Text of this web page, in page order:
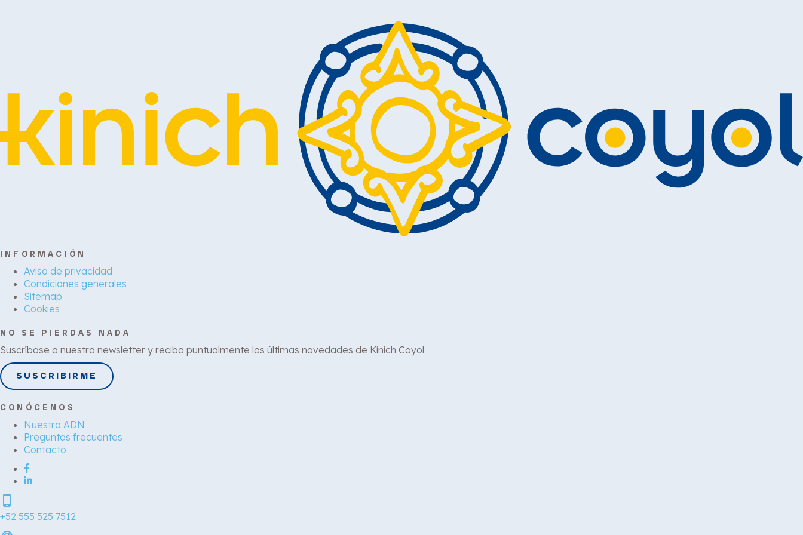
INFORMACIÓN
Aviso de privacidad
Condiciones generales
Sitemap
Cookies
NO SE PIERDAS NADA
Suscríbase a nuestra newsletter y reciba puntualmente las últimas novedades de Kinich Coyol
SUSCRIBIRME
CONÓCENOS
Nuestro ADN
Preguntas frecuentes
Contacto
phone_iphone
+52 555 525 7512